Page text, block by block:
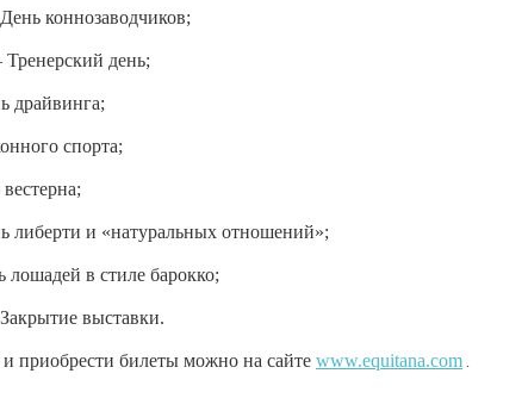
коннозаводчиков;
день;
драйвинга;
спорта;
либерти и «натуральных отношений»;
лошадей в стиле барокко;
выставки.
приобрести билеты можно на сайте www.equitana.com